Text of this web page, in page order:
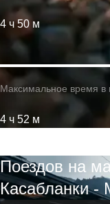
4 ч 50 м
Максимальное время в
4 ч 52 м
Поездов на
Касабланки -